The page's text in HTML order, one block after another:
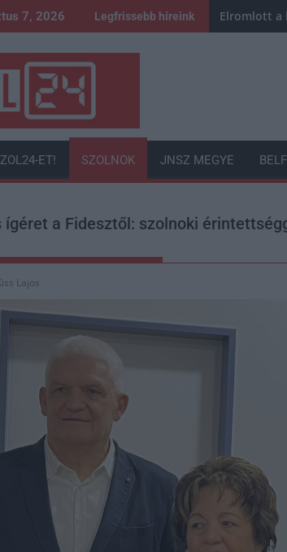
7, 2026 Legfrissebb híreink Elromlott a
ET! SZOLNOK JNSZ MEGYE
ígéret a Fidesztől: szolnoki
Lajos